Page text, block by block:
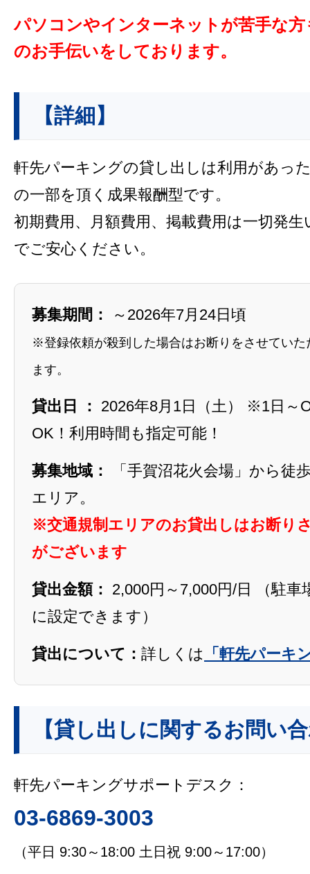
パソコンやインターネットが苦手な
のお手伝いをしております。
【詳細】
軒先パーキングの貸し出しは利用があっ
の一部を頂く成果報酬型です。
初期費用、月額費用、掲載費用は一切発
でご安心ください。
募集期間： ～2026年7月24日頃
※登録依頼が殺到した場合はお断りをさせていた
ます。
貸出日 ： 2026年8月1日（土） ※1日～
OK！利用時間も指定可能！
募集地域：
「手賀沼花火会場」から徒
エリア。
※交通規制エリアのお貸出しはお断り
がございます
貸出金額： 2,000円～7,000円/日 （駐車
に設定できます）
貸出について： 詳しくは 「軒先パーキ
【貸し出しに関するお問い
軒先パーキングサポートデスク：
03-6869-3003
（平日 9:30～18:00 土日祝 9:00～17:00）